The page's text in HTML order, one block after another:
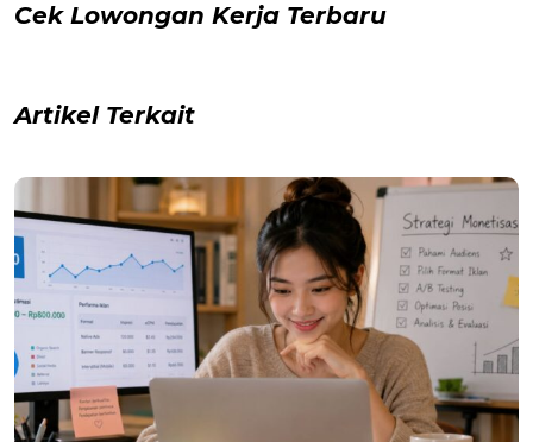
Cek Lowongan Kerja Terbaru
Artikel Terkait